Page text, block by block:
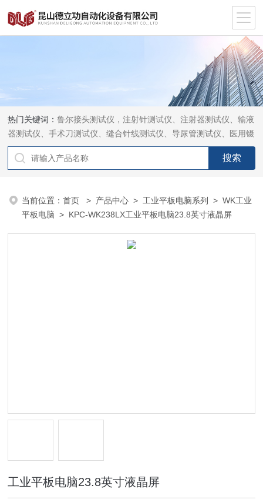
热门关键词：鲁尔接头测试仪，注射针测试仪、注射器测试仪、输液
器测试仪、手术刀测试仪、缝合针线测试仪、导尿管测试仪、医用镊
钳测试仪、导引管导丝测试仪、针灸针测试仪、留置针测试仪
当前位置：首页 > 产品中心 > 工业平板电脑系列 >WK工业
平板电脑 > KPC-WK238LX工业平板电脑23.8英寸液晶屏
工业平板电脑23.8英寸液晶屏